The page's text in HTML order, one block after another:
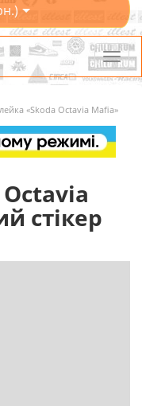
«Skoda Octavia Mafia»
стікер